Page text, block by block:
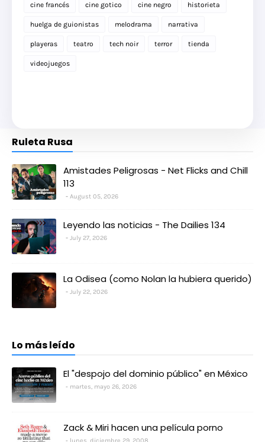
cine francés cine gotico cine negro historieta
huelga de guionistas melodrama narrativa
playeras teatro tech noir terror tienda
videojuegos
Ruleta Rusa
Amistades Peligrosas - Net Flicks and Chill
113
August 05, 2026
Leyendo las noticias - The Dailies 134
July 27, 2026
La Odisea (como Nolan la hubiera querido)
July 22, 2026
Lo más leído
El "despojo del dominio público" en México
martes, mayo 26, 2026
Zack & Miri hacen una película porno